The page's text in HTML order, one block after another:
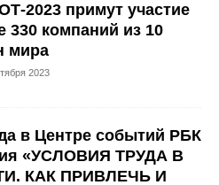
2023 примут участие
330 компаний из 10
мира
2023
в Центре событий РБК
«УСЛОВИЯ ТРУДА В
КАК ПРИВЛЕЧЬ И